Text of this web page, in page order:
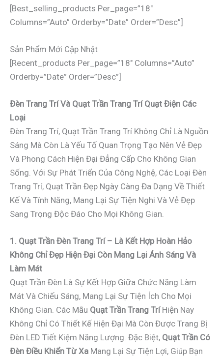
[best_selling_products Per_page=”18″
Columns=”auto” Orderby=”date” Order=”desc”]
Sản Phẩm Mới Cập Nhật
[recent_products Per_page=”18″ Columns=”auto”
Orderby=”date” Order=”desc”]
Đèn Trang Trí Và Quạt Trần Trang Trí Quạt Điện Các
Loại
Đèn Trang Trí, Quạt Trần Trang Trí Không Chỉ Là Nguồn
Sáng Mà Còn Là Yếu Tố Quan Trọng Tạo Nên Vẻ Đẹp
Và Phong Cách Hiện Đại Đẳng Cấp Cho Không Gian
Sống. Với Sự Phát Triển Của Công Nghệ, Các Loại Đèn
Trang Trí, Quạt Trần Đẹp Ngày Càng Đa Dạng Về Thiết
Kế Và Tính Năng, Mang Lại Sự Tiện Nghi Và Vẻ Đẹp
Sang Trọng Độc Đáo Cho Mọi Không Gian.
1. Quạt Trần Đèn Trang Trí – Là Kết Hợp Hoàn Hảo
Không Chỉ Đẹp Hiện Đại Còn Mang Lại Ánh Sáng Và
Làm Mát
Quạt Trần Đèn Là Sự Kết Hợp Giữa Chức Năng Làm
Mát Và Chiếu Sáng, Mang Lại Sự Tiện Ích Cho Mọi
Không Gian. Các Mẫu Quạt Trần Trang TríHiện Nay
Không Chỉ Có Thiết Kế Hiện Đại Mà Còn Được Trang Bị
Đèn LED Tiết Kiệm Năng Lượng. Đặc Biệt, Quạt Trần Có
Đèn Điều Khiển Từ Xa Mang Lại Sự Tiện Lợi, Giúp Bạn